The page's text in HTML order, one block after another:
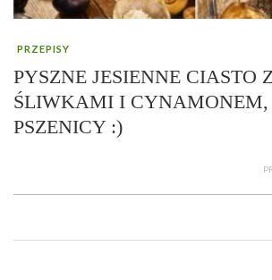
PRZEPISY
PYSZNE JESIENNE CIASTO
ŚLIWKAMI I CYNAMONEM,
PSZENICY :)